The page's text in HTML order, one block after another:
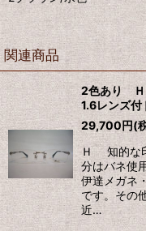
関連商品
2色あり
1.6レンズ付
29,700円(
Ｈ 知的な
分はバネ使
伊達メガネ
です。その
近…